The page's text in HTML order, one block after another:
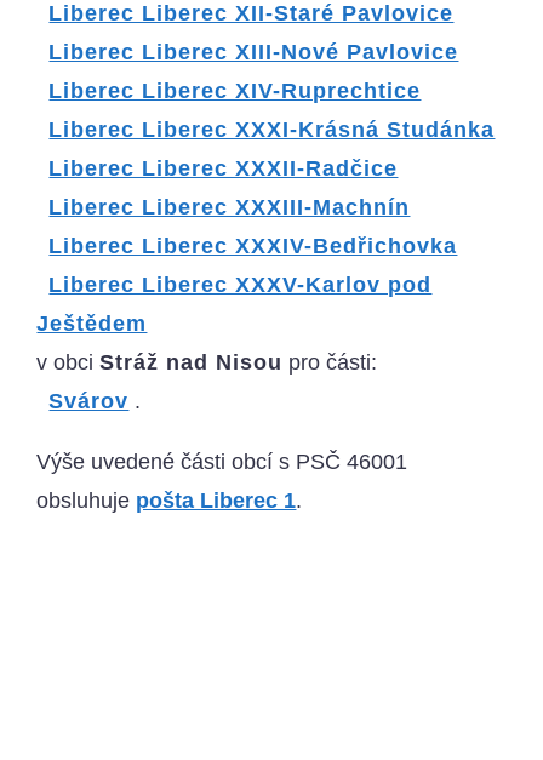
Liberec Liberec XII-Staré Pavlovice
Liberec Liberec XIII-Nové Pavlovice
Liberec Liberec XIV-Ruprechtice
Liberec Liberec XXXI-Krásná Studánka
Liberec Liberec XXXII-Radčice
Liberec Liberec XXXIII-Machnín
Liberec Liberec XXXIV-Bedřichovka
Liberec Liberec XXXV-Karlov pod
Ještědem
v obciStráž nad Nisou pro části:
Svárov .
Výše uvedené části obcí s PSČ 46001
obsluhuje pošta Liberec 1.